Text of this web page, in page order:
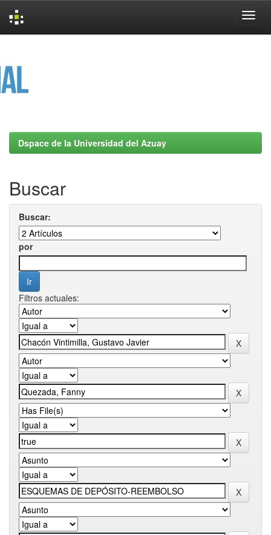
Dspace de la Universidad del Azuay
Buscar
Buscar:
por
Filtros actuales: